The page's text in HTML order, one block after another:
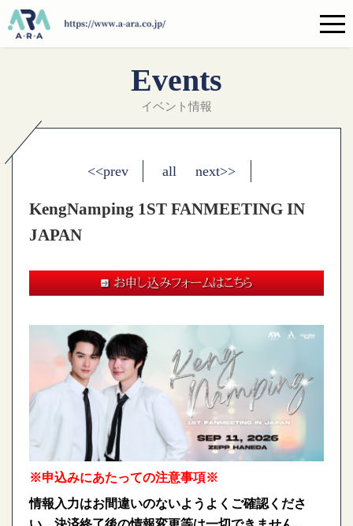
Events
イベント情報
<<prev all next>>
KengNamping 1ST FANMEETING IN
JAPAN
※申込みにあたっての注意事項※
情報入力はお間違いのないようよくご確認くださ